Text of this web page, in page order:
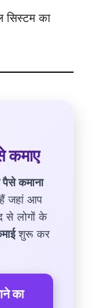
सिस्टम का
कमाए
कमाना
जहां आप
से लोगों के
शुरू कर
का